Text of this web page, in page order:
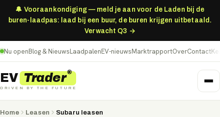
🔔 Vooraankondiging — meld je aan voor de Laden bij de
buren-laadpas: laad bij een buur, de buren krijgen uitbetaald.
Verwacht Q3 →
Nu openBlog & NieuwsLaadpalenEV-nieuwsMarktrapportOverContact
EV Trader®
DRIVEN BY THE FUTURE
Home Leasen Subaru leasen